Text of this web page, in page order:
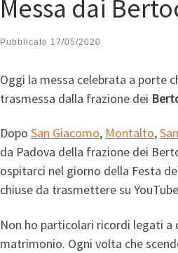
Messa dai
Pubblicato 17/05/2020
Oggi la messa celebrata a porte
trasmessa dalla frazione dei
Dopo San Giacomo, Montalto,
da Padova della frazione dei
ospitarci nel giorno della Festa
chiuse da trasmettere su
Non ho particolari ricordi legati a
matrimonio. Ogni volta che